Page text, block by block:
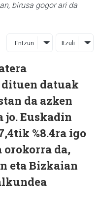
birusa gogor ari da
Entzun Itzuli
datuak
da azken
jo. Euskadin
%8.4ra igo
orokorra da,
eta Bizkaian